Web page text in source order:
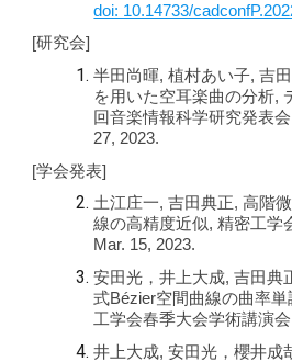
doi: 10.14733/
[研究会]
半田尚暉, 植村あい子, 吉
を用いた空耳楽曲の分析,
回音楽情報科学研究発表
27, 2023.
[学会発表]
土江庄一, 吉田典正, 高階
線の高精度近似, 精密工学
Mar. 15, 2023.
安田光，井上大成, 吉田典
式Bézier空間曲線の曲率
工学会春季大会学術講演
井上大成, 安田光，櫻井成